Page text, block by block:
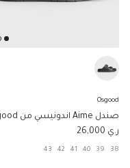
Osgood
صندل Aime اندونيسي من Osgood
السعر الاصلي
ر.ي 26,000
38
39
40
41
42
43